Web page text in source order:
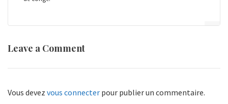
Leave a Comment
Vous devez vous connecter pour publier un commentaire.